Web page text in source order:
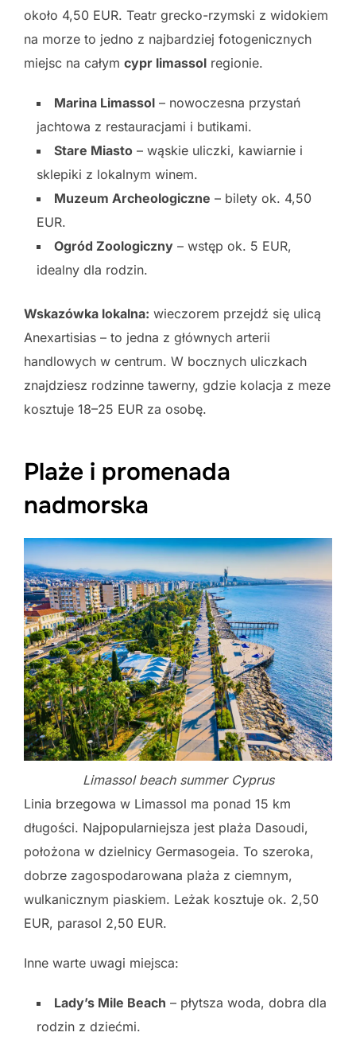
około 4,50 EUR. Teatr grecko-rzymski z widokiem
na morze to jedno z najbardziej fotogenicznych
miejsc na całym cypr limassol regionie.
Marina Limassol – nowoczesna przystań
jachtowa z restauracjami i butikami.
Stare Miasto – wąskie uliczki, kawiarnie i
sklepiki z lokalnym winem.
Muzeum Archeologiczne – bilety ok. 4,50
EUR.
Ogród Zoologiczny – wstęp ok. 5 EUR,
idealny dla rodzin.
Wskazówka lokalna: wieczorem przejdź się ulicą
Anexartisias – to jedna z głównych arterii
handlowych w centrum. W bocznych uliczkach
znajdziesz rodzinne tawerny, gdzie kolacja z meze
kosztuje 18–25 EUR za osobę.
Plaże i promenada
nadmorska
Limassol beach summer Cyprus
Linia brzegowa w Limassol ma ponad 15 km
długości. Najpopularniejsza jest plaża Dasoudi,
położona w dzielnicy Germasogeia. To szeroka,
dobrze zagospodarowana plaża z ciemnym,
wulkanicznym piaskiem. Leżak kosztuje ok. 2,50
EUR, parasol 2,50 EUR.
Inne warte uwagi miejsca:
Lady’s Mile Beach – płytsza woda, dobra dla
rodzin z dziećmi.